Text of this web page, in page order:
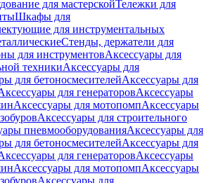
для мастерскойТележки для
Шкафы для
для инструментальных
Стенды, держатели для
для инструментовАксессуары для
техникиАксессуары для
для бетоносмесителейАксессуары для
для генераторовАксессуары
Аксессуары для мотопомпАксессуары
Аксессуары для строительного
пневмооборудованияАксессуары для
для бетоносмесителейАксессуары для
для генераторовАксессуары
Аксессуары для мотопомпАксессуары
Аксессуары для